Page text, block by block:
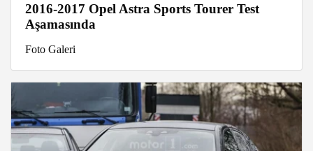
2016-2017 Opel Astra Sports Tourer Test
Aşamasında
Foto Galeri